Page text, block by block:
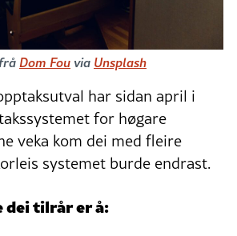
Dom Fou via Unsplash
har sidan april i
for høgare
veka kom dei med fleire
systemet burde endrast.
dei tilrår er å: